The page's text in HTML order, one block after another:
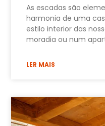
As escadas são
harmonia de uma
estilo interior das
moradia ou num
LER MAIS